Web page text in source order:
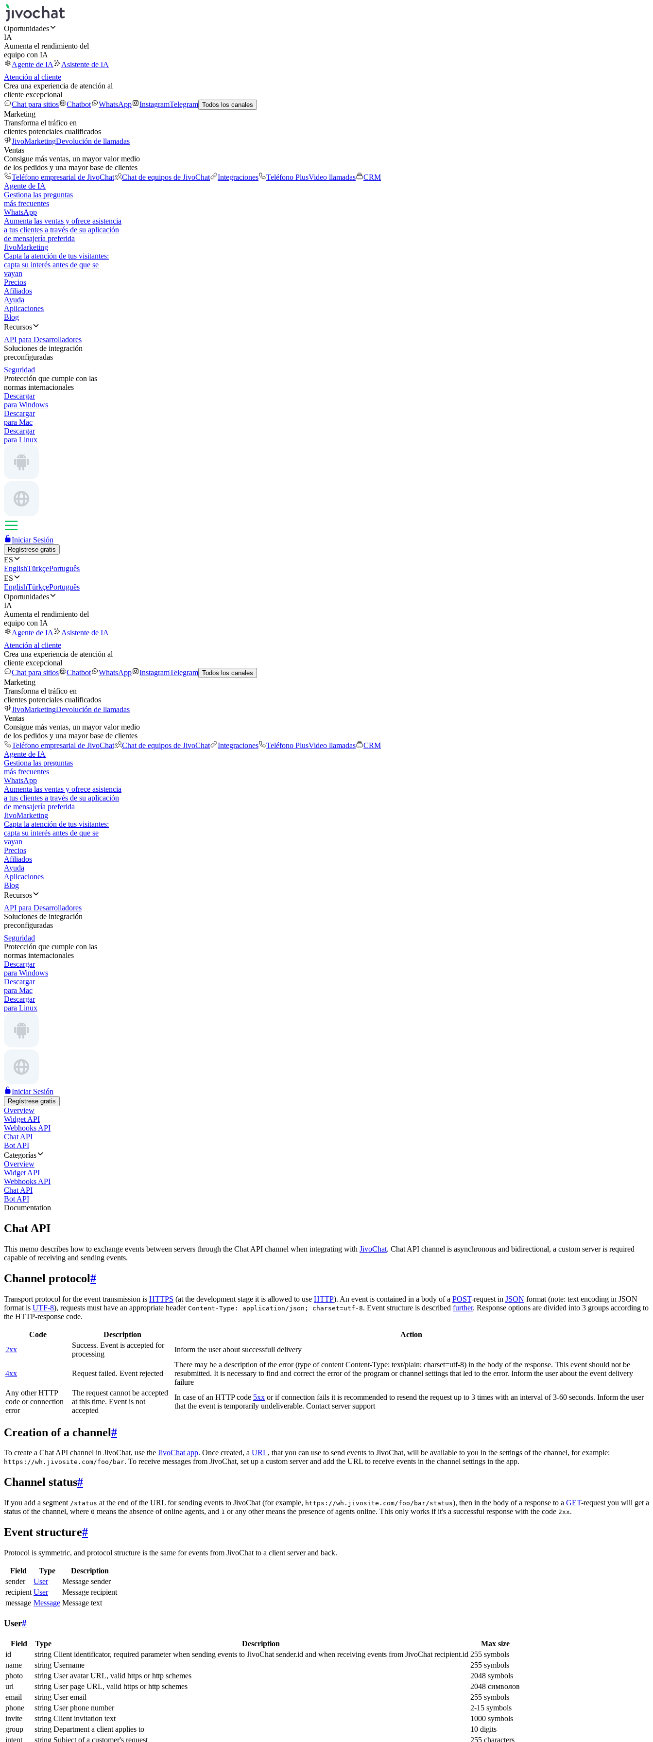
Oportunidades
IA
Aumenta el rendimiento del
equipo con IA
Agente de IA
Asistente de IA
Atención al cliente
Crea una experiencia de atención al
cliente excepcional
Chat para sitios
Chatbot WhatsApp InstagramTelegram Todos los canales
Marketing
Transforma el tráfico en
clientes potenciales cualificados
JivoMarketingDevolución de llamadas
Ventas
Consigue más ventas, un mayor valor medio
de los pedidos y una mayor base de clientes
Teléfono empresarial de JivoChat
Chat de equipos de JivoChat Integraciones Teléfono PlusVideo llamadas
CRM
Agente de IA
Gestiona las preguntas
más frecuentes
WhatsApp
Aumenta las ventas y ofrece asistencia
a tus clientes a través de su aplicación
de mensajería preferida
JivoMarketing
Capta la atención de tus visitantes:
capta su interés antes de que se
vayan
Precios
Afiliados
Ayuda
Aplicaciones
Blog
Recursos
API para Desarrolladores
Soluciones de integración
preconfiguradas
Seguridad
Protección que cumple con las
normas internacionales
Descargar
para Windows
Descargar
para Mac
Descargar
para Linux
Iniciar Sesión
Regístrese gratis
ES
EnglishTürkçePortuguês
ES
EnglishTürkçePortuguês
Oportunidades
IA
Aumenta el rendimiento del
equipo con IA
Agente de IA
Asistente de IA
Atención al cliente
Crea una experiencia de atención al
cliente excepcional
Chat para sitios
Chatbot WhatsApp InstagramTelegram Todos los canales
Marketing
Transforma el tráfico en
clientes potenciales cualificados
JivoMarketingDevolución de llamadas
Ventas
Consigue más ventas, un mayor valor medio
de los pedidos y una mayor base de clientes
Teléfono empresarial de JivoChat
Chat de equipos de JivoChat Integraciones Teléfono PlusVideo llamadas
CRM
Agente de IA
Gestiona las preguntas
más frecuentes
WhatsApp
Aumenta las ventas y ofrece asistencia
a tus clientes a través de su aplicación
de mensajería preferida
JivoMarketing
Capta la atención de tus visitantes:
capta su interés antes de que se
vayan
Precios
Afiliados
Ayuda
Aplicaciones
Blog
Recursos
API para Desarrolladores
Soluciones de integración
preconfiguradas
Seguridad
Protección que cumple con las
normas internacionales
Descargar
para Windows
Descargar
para Mac
Descargar
para Linux
Iniciar Sesión
Regístrese gratis
Overview
Widget API
Webhooks API
Chat API
Bot API
Categorías
Overview
Widget API
Webhooks API
Chat API
Bot API
Documentation
Chat API
This memo describes how to exchange events between servers through the Chat API channel when integrating with JivoChat. Chat API channel is asynchronous and bidirectional, a custom server is required
capable of receiving and sending events.
Channel protocol#
Transport protocol for the event transmission is HTTPS (at the development stage it is allowed to use HTTP). An event is contained in a body of a POST-request in JSON format (note: text encoding in JSON
format is UTF-8), requests must have an appropriate header Content-Type: application/json; charset=utf-8. Event structure is described further. Response options are divided into 3 groups according to
the HTTP-response code.
Code Description
Action
2xx
Success. Event is accepted for
processing
Inform the user about successfull delivery
4xx Request failed. Event rejected
There may be a description of the error (type of content Content-Type: text/plain; charset=utf-8) in the body of the response. This event should not be
resubmitted. It is necessary to find and correct the error of the program or channel settings that led to the error. Inform the user about the event delivery
failure
Any other HTTP
code or connection
error
The request cannot be accepted
at this time. Event is not
accepted
In case of an HTTP code 5xx or if connection fails it is recommended to resend the request up to 3 times with an interval of 3-60 seconds. Inform the user
that the event is temporarily undeliverable. Contact server support
Creation of a channel#
To create a Chat API channel in JivoChat, use the JivoChat app. Once created, a URL, that you can use to send events to JivoChat, will be available to you in the settings of the channel, for example:
https://wh.jivosite.com/foo/bar. To receive messages from JivoChat, set up a custom server and add the URL to receive events in the channel settings in the app.
Channel status#
If you add a segment /status at the end of the URL for sending events to JivoChat (for example, https://wh.jivosite.com/foo/bar/status), then in the body of a response to a GET-request you will get a
status of the channel, where 0 means the absence of online agents, and 1 or any other means the presence of agents online. This only works if it's a successful response with the code 2xx.
Event structure#
Protocol is symmetric, and protocol structure is the same for events from JivoChat to a client server and back.
Field Type
Description
sender
User
Message sender
recipient User
Message recipient
message Message Message text
User#
Field Type Description
Max size
id
string Client identificator, required parameter when sending events to JivoChat sender.id and when receiving events from JivoChat recipient.id 255 symbols
name
string Username
255 symbols
photo
string User avatar URL, valid https or http schemes
2048 symbols
url
string User page URL, valid https or http schemes
2048 символов
email
string User email
255 symbols
phone
string User phone number
2-15 symbols
invite
string Client invitation text
1000 symbols
group
string Department a client applies to
10 digits
intent
string Subject of a customer's request 255 characters